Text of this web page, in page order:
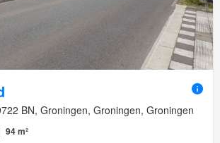
BN, Groningen, Groningen, Groningen
94 m²